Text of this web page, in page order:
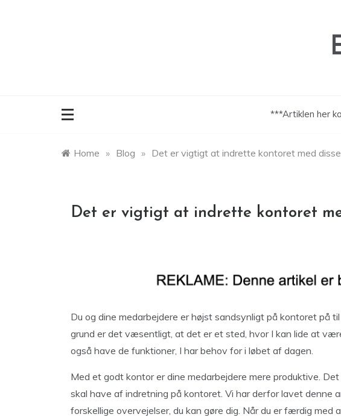
***Artiklen her
Home » Blog » Det er vigtigt at indrette kontoret med
Det er vigtigt at indrette kontoret
Du og dine medarbejdere er højst sandsynligt på kontoret på
grund er det væsentligt, at det er et sted, hvor I kan lide at
også have de funktioner, I har behov for i løbet af dagen.
Med et godt kontor er dine medarbejdere mere produktive.
skal have af indretning på kontoret. Vi har derfor lavet denne
forskellige overvejelser, du kan gøre dig. Når du er færdig med